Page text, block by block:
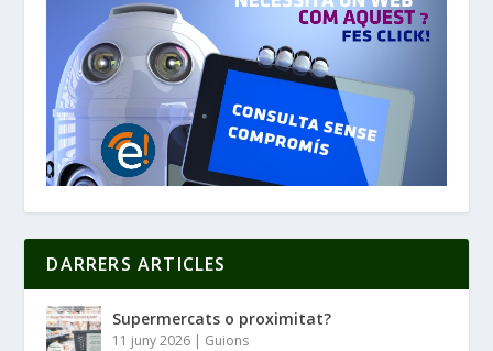
DARRERS ARTICLES
Supermercats o proximitat?
11 juny 2026 | Guions